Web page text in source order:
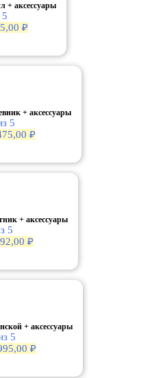
+ аксессуары
5
₽Текущая
33415,00 ₽.
+ аксессуары
5
₽Текущая
15475,00 ₽.
+ аксессуары
5
₽
28892,00 ₽.
+ аксессуары
5
₽Текущая
16995,00 ₽.